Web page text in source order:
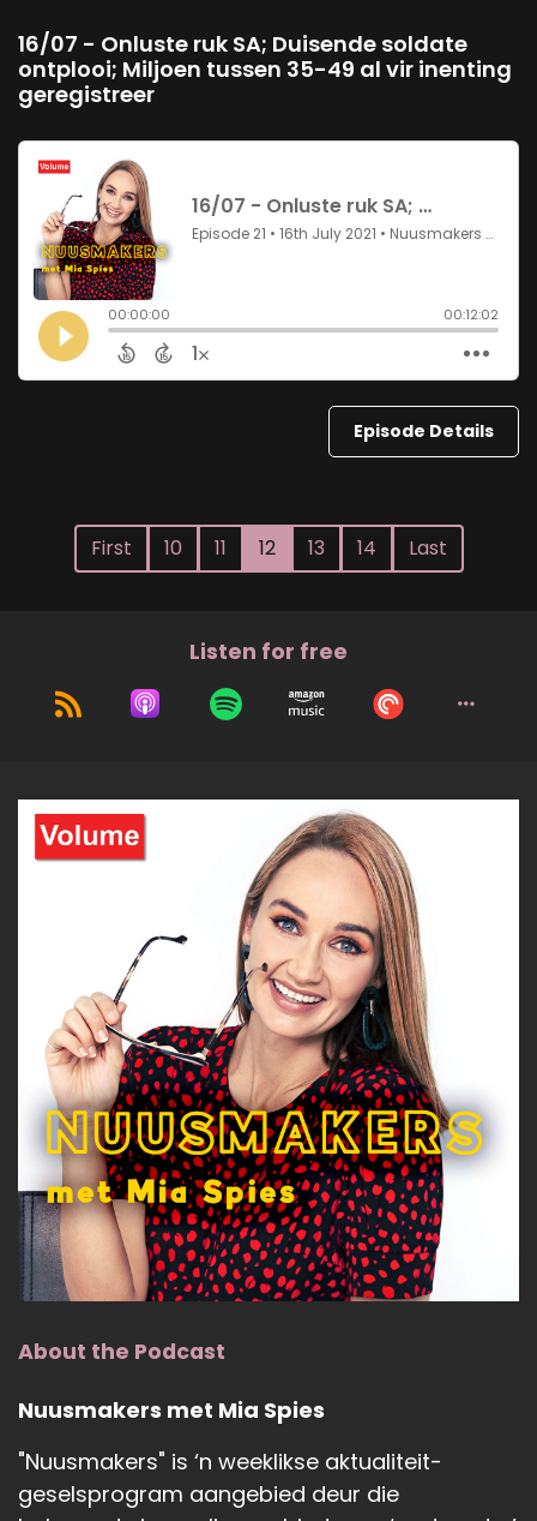
16/07 - Onluste ruk SA; Duisende soldate
ontplooi; Miljoen tussen 35-49 al vir inenting
geregistreer
Episode Details
First 10 11 12 13 14 Last
Listen for free
About the Podcast
Nuusmakers met Mia Spies
"Nuusmakers" is ‘n weeklikse aktualiteit-
geselsprogram aangebied deur die